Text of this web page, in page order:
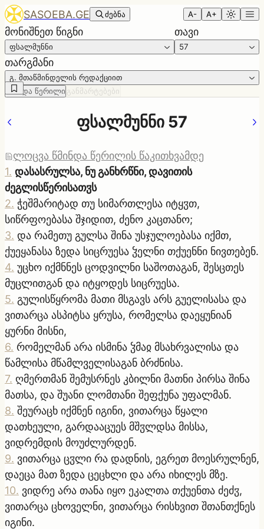
SASOEBA.GE ძებნა A- A+
მონიშნეთ წიგნი
ფსალმუნნი
თავი
57
თარგმანი
გ. მთაწმინდელის რედაქციით
წმინდა წერილი განმარტებები
ფსალმუნნი 57
ლოცვა წმინდა წერილის წაკითხვამდე
1. დასასრულსა, ნუ განხრწნი, დავითის
ძეგლისწერისათჳს
2. ჭეშმარიტად თუ სიმართლესა იტყჳთ,
სიწრფოებასა შჯიდით, ძენო კაცთანო;
3. და რამეთუ გულსა შინა უსჯულოებასა იქმთ,
ქუეყანასა ზედა სიცრუესა ჴელნი თქუენნი ნივთებენ.
4. უცხო იქმნნეს ცოდვილნი საშოთაგან, შესცთეს
მუცლითგან და იტყოდეს სიცრუესა.
5. გულისწყრომა მათი მსგავს არს გუელისასა და
ვითარცა ასპიტსა ყრუსა, რომელსა დაეყუნიან
ყურნი მისნი,
6. რომელმან არა ისმინა ჴმაჲ მსახრვალისა და
წამლისა მწამლველისაგან ბრძნისა.
7. ღმერთმან შემუსრნეს კბილნი მათნი პირსა შინა
მათსა, და შუანი ლომთანი შეფქუნა უფალმან.
8. შეურაცხ იქმნენ იგინი, ვითარცა წყალი
დათხეული, გარდააცუეს მშჳლდსა მისსა,
ვიდრემდის მოუძლურდენ.
9. ვითარცა ცჳლი რა დადნის, ეგრეთ მოესრულნენ,
დაეცა მათ ზედა ცეცხლი და არა იხილეს მზე.
10. ვიდრე არა თანა იყო ეკალთა თქუენთა ძეძჳ,
ვითარცა ცხოველნი, ვითარცა რისხვით შთანთქნეს
იგინი.